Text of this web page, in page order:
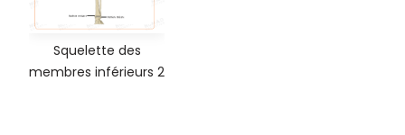
Squelette des
membres inférieurs 2